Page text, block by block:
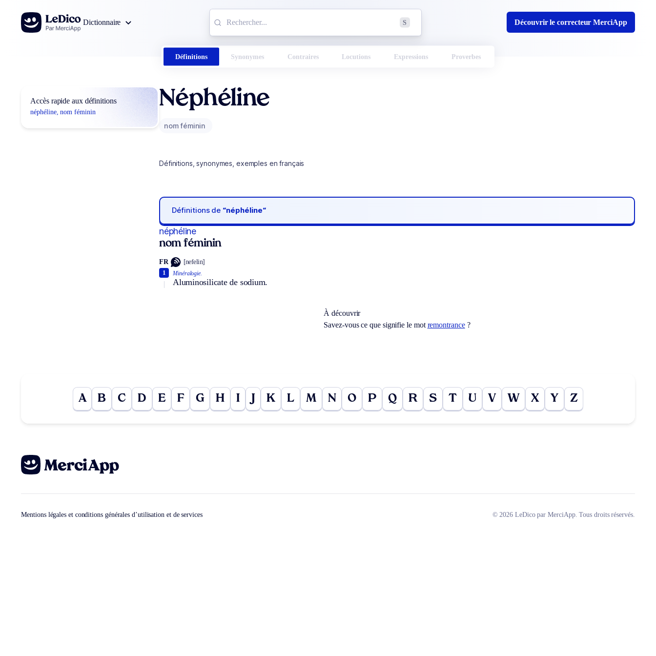
Aller au contenu
Dictionnaire
S Découvrir le correcteur MerciApp
Définitions Synonymes Contraires Locutions Expressions Proverbes
Accès rapide aux définitions
néphéline, nom féminin
Néphéline
nom féminin
Définitions, synonymes, exemples en français
Définitions de “néphéline“
néphéline
nom féminin
FR [nefelin]
Minéralogie.
Aluminosilicate de sodium.
1
À découvrir
Savez-vous ce que signifie le mot remontrance?
A B C D E F G H I K L M N O P Q R S T U V W X Y Z
Mentions légales et conditions générales d’utilisation et de services © 2026 LeDico par MerciApp. Tous droits réservés.